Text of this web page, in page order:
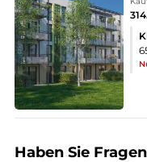
Haben Sie